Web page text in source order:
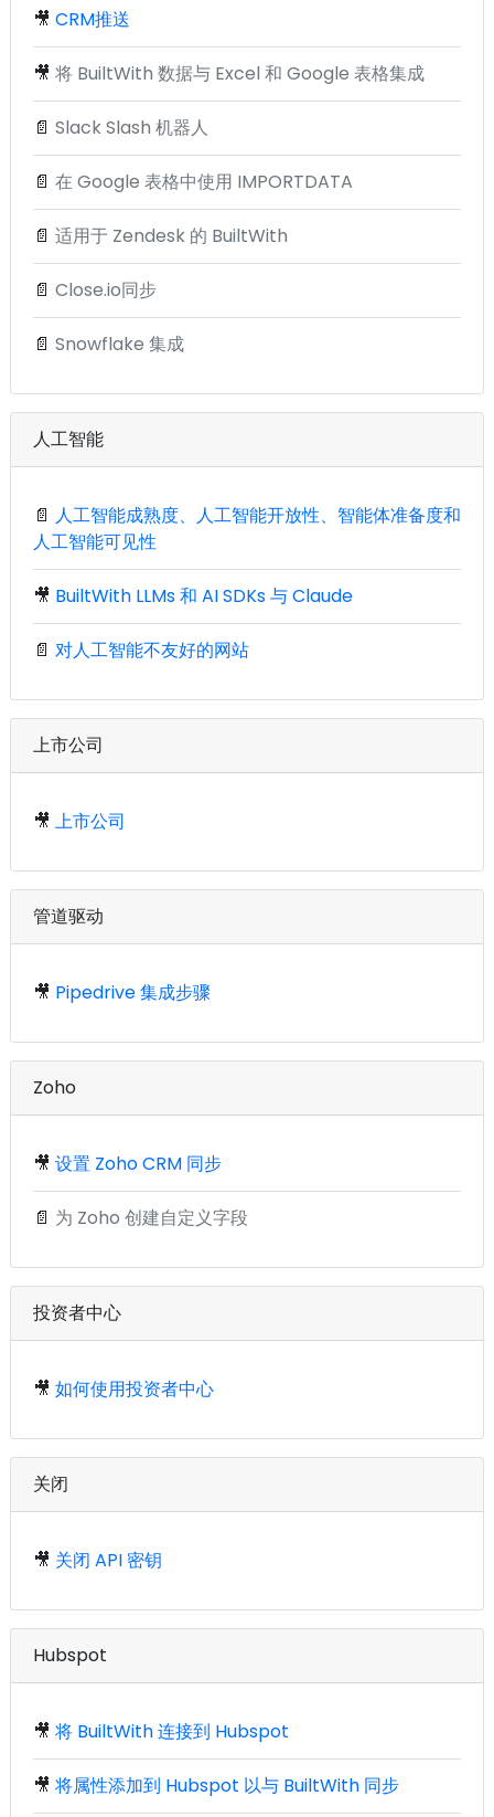
🎥 CRM推送
🎥 将 BuiltWith 数据与 Excel 和 Google 表格集成
📄 Slack Slash 机器人
📄 在 Google 表格中使用 IMPORTDATA
📄 适用于 Zendesk 的 BuiltWith
📄 Close.io同步
📄 Snowflake 集成
人工智能
📄 人工智能成熟度、人工智能开放性、智能体准备度和
人工智能可见性
🎥 BuiltWith LLMs 和 AI SDKs 与 Claude
📄 对人工智能不友好的网站
上市公司
🎥 上市公司
管道驱动
🎥 Pipedrive 集成步骤
Zoho
🎥 设置 Zoho CRM 同步
📄 为 Zoho 创建自定义字段
投资者中心
🎥 如何使用投资者中心
关闭
🎥 关闭 API 密钥
Hubspot
🎥 将 BuiltWith 连接到 Hubspot
🎥 将属性添加到 Hubspot 以与 BuiltWith 同步